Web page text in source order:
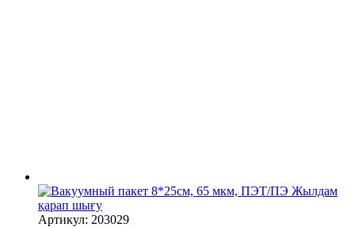
Жылдам
қарап шығу
Артикул: 203029